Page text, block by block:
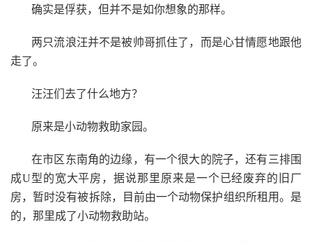
确实是俘获，但并不是如你想象的那样。
两只流浪汪并不是被帅哥抓住了，而是心甘情愿地跟他
走了。
汪汪们去了什么地方？
原来是小动物救助家园。
在市区东南角的边缘，有一个很大的院子，还有三排围
成U型的宽大平房，据说那里原来是一个已经废弃的旧厂
房，暂时没有被拆除，目前由一个动物保护组织所租用。是
的，那里成了小动物救助站。